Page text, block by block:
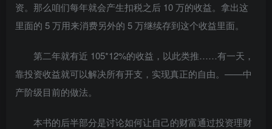
资。那么咱们每年就会产生扣税之后 10 万的收益。拿出这
里面的 5 万用来消费另外的 5 万继续存到这个收益里面。
第二年就有近 105*12%的收益，以此类推……有一天，
靠投资收益就可以解决所有开支，实现真正的自由。——中
产阶级目前的做法。
本书的后半部分是讨论如何让自己的财富通过投资理财